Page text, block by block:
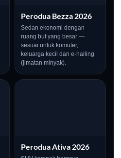
Perodua Bezza 2026
Sedan ekonomi dengan
ruang but yang besar —
sesuai untuk komuter,
keluarga kecil dan e-hailing
(jimatan minyak).
Perodua Ativa 2026